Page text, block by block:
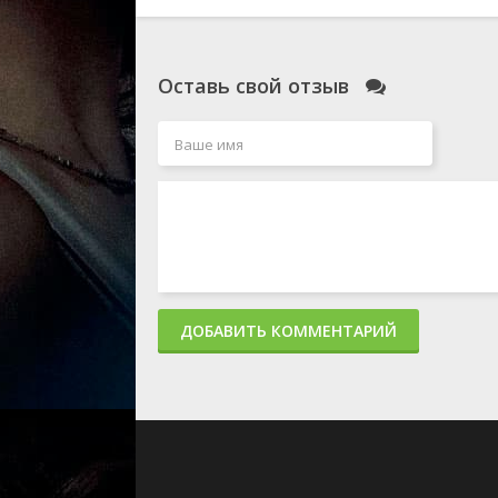
Оставь свой отзыв
ДОБАВИТЬ КОММЕНТАРИЙ